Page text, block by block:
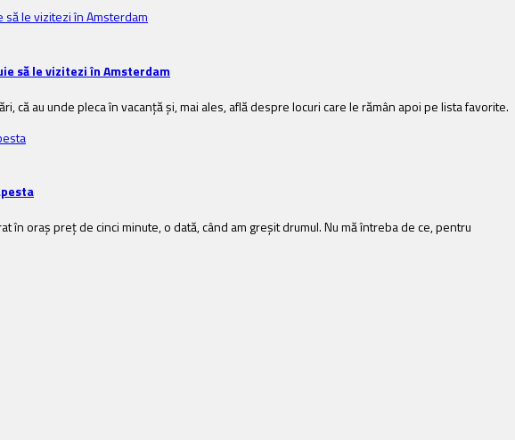
să le vizitezi în Amsterdam
că au unde pleca în vacanță și, mai ales, află despre locuri care le rămân apoi pe lista favorite.
în oraș preț de cinci minute, o dată, când am greșit drumul. Nu mă întreba de ce, pentru